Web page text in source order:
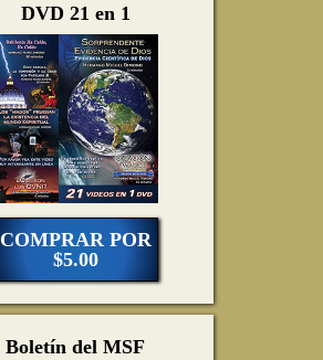
DVD 21 en 1
COMPRAR POR
$5.00
Boletín del MSF